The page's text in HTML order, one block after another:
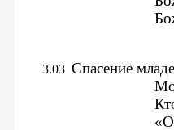
3.03 Спасение